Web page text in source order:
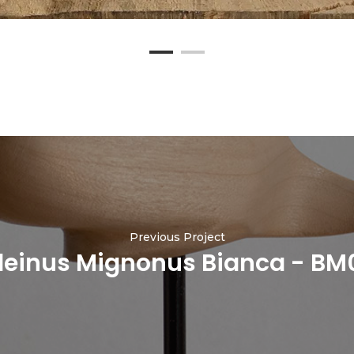
Previous Project
Mignonus Bianca -